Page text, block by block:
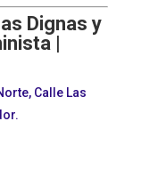
Dignas y
|
Calle Las